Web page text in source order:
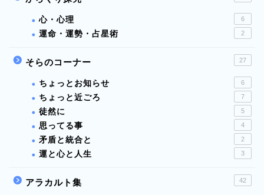
心・心理 6
運命・運勢・占星術 2
そらのコーナー 27
ちょっとお知らせ 6
ちょっと近ごろ 7
徒然に 5
思ってる事 4
矛盾と統合と 2
運と心と人生 3
アラカルト集 42